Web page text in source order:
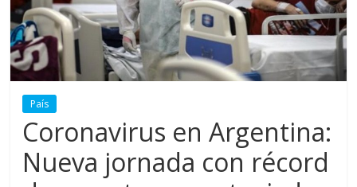
País
Coronavirus en Argentina:
Nueva jornada con récord